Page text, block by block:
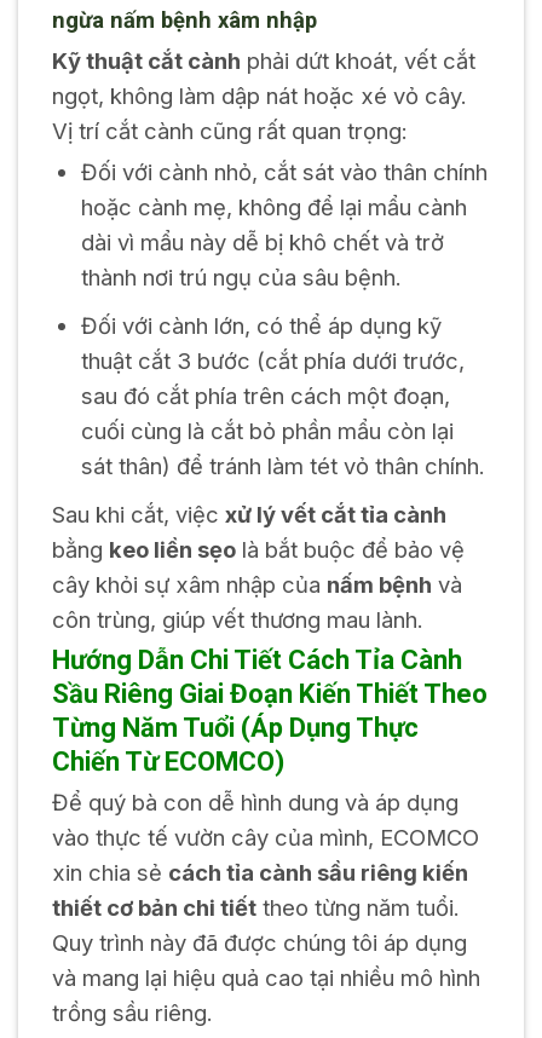
ngừa nấm bệnh xâm nhập
Kỹ thuật cắt cành phải dứt khoát, vết cắt
ngọt, không làm dập nát hoặc xé vỏ cây.
Vị trí cắt cành cũng rất quan trọng:
Đối với cành nhỏ, cắt sát vào thân chính
hoặc cành mẹ, không để lại mẩu cành
dài vì mẩu này dễ bị khô chết và trở
thành nơi trú ngụ của sâu bệnh.
Đối với cành lớn, có thể áp dụng kỹ
thuật cắt 3 bước (cắt phía dưới trước,
sau đó cắt phía trên cách một đoạn,
cuối cùng là cắt bỏ phần mẩu còn lại
sát thân) để tránh làm tét vỏ thân chính.
Sau khi cắt, việc xử lý vết cắt tỉa cành
bằng keo liền sẹolà bắt buộc để bảo vệ
cây khỏi sự xâm nhập của nấm bệnh và
côn trùng, giúp vết thương mau lành.
Hướng Dẫn Chi Tiết Cách Tỉa Cành
Sầu Riêng Giai Đoạn Kiến Thiết Theo
Từng Năm Tuổi (Áp Dụng Thực
Chiến Từ ECOMCO)
Để quý bà con dễ hình dung và áp dụng
vào thực tế vườn cây của mình, ECOMCO
xin chia sẻ cách tỉa cành sầu riêng kiến
thiết cơ bản chi tiếttheo từng năm tuổi.
Quy trình này đã được chúng tôi áp dụng
và mang lại hiệu quả cao tại nhiều mô hình
trồng sầu riêng.